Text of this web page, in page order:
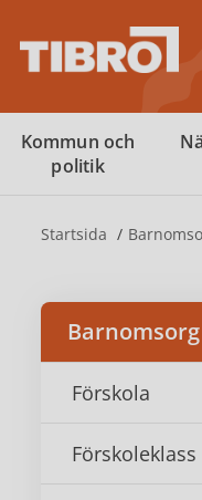
Kommun och
politik
Startsida
Förskola
Förskoleklass